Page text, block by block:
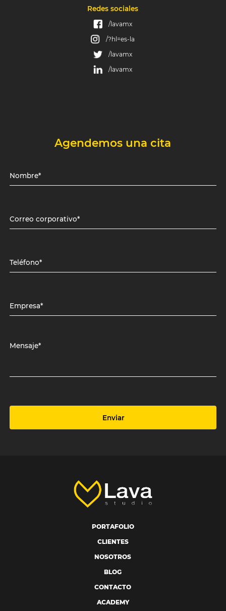
Redes sociales
/lavamx
/?hl=es-la
/lavamx
/lavamx
Agendemos una cita
Nombre*
Correo corporativo*
Teléfono*
Empresa*
Mensaje*
Enviar
PORTAFOLIO
CLIENTES
NOSOTROS
BLOG
CONTACTO
ACADEMY